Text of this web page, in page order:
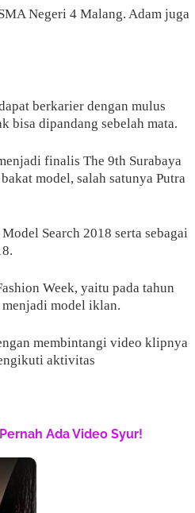
Negeri 4 Malang. Adam juga
berkarier dengan mulus
bisa dipandang sebelah mata.
finalis The 9th Surabaya
model, salah satunya Putra
Search 2018 serta sebagai
Week, yaitu pada tahun
model iklan.
membintangi video klipnya
aktivitas
Ada Video Syur!